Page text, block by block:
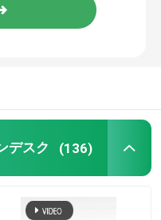
デスク (136)